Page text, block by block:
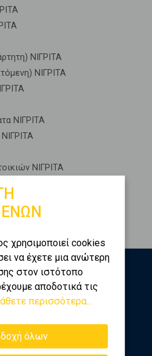
ΝΙΓΡΙΤΑ
ΝΙΓΡΙΤΑ
ΝΙΓΡΙΤΑ
ΝΙΓΡΙΤΑ
χρησιμοποιεί cookies
να έχετε μια ανώτερη
στον ιστότοπο
αποδοτικά τις
περισσότερα...
όλων
Golden Home για νέα
θέματα της αγοράς